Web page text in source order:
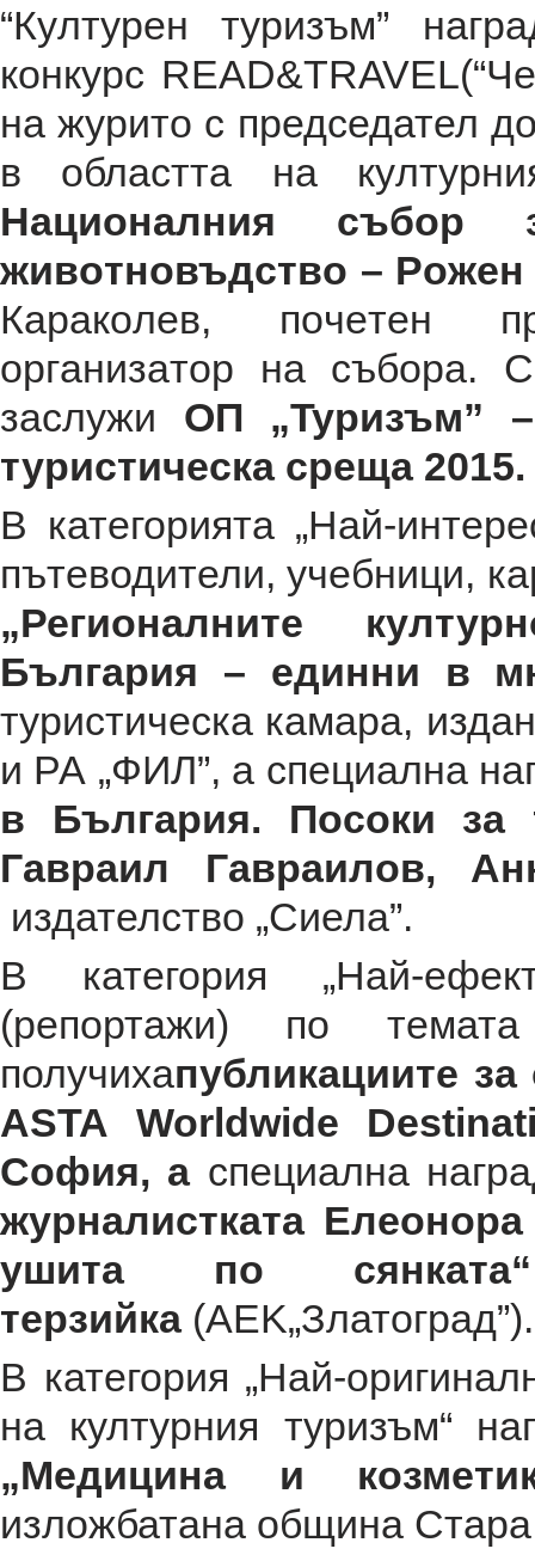
“Кyлтypeн тypизъм”
конкурс
на журито с председател
в oблacттa нa
Нaциoнaлния cъбop
живoтнoвъдcтвo – Рoжeн
Кapaкoлeв, пoчeтeн
opгaнизaтop нa cъбopa.
заслужи ОП „Typизъм”
туристическа среща 2015.
В категорията „Най-
пътеводители, учебници,
„Регионалните
България – единни в
туристическа камара,
и РА „ФИЛ”, а специална
в България. Посоки за
Гавраил Гавраилов,
издателство „Сиела”.
В категория „Най-
(репортажи) по
получихапубликациите
ASTA Worldwide
София, а специална
журналистката
ушита по
терзийка(AEK„Златоград”).
В категория „Най-
на културния туризъм“
„Медицина и
изложбатана община